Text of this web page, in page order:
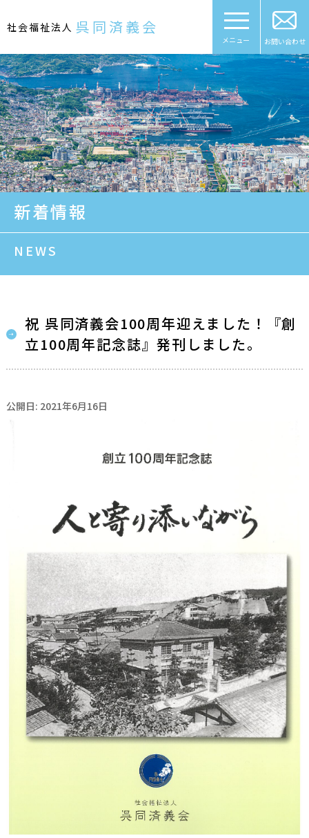
content
社会福祉法人 呉同済義会
メニュー お問い合わせ
新着情報
NEWS
祝 呉同済義会100周年迎えました！『創
立100周年記念誌』発刊しました。
公開日: 2021年6月16日